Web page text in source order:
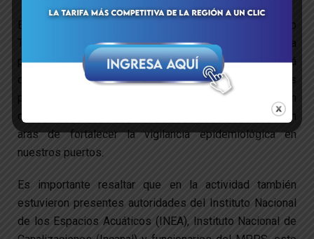
El vicepresidente de Bolivariana de Puertos GB Orlando
Torrealba Díaz, inició las intervenciones señalando que a
pesar de que el virus altamente contagioso está
controlado, la estatal portuaria inicia la revisión de los
protocolos como parte de las medidas de prevención en
cumplimiento a lo instruido por el Ejecutivo Nacional, en
aras de fortalecer la vigilancia epidemiológica en
nuestros puertos.
Es importante resaltar que en la actividad también
estuvieron presentes autoridades del Instituto Nacional
de los Espacios Acuáticos (INEA), Instituto Nacional de